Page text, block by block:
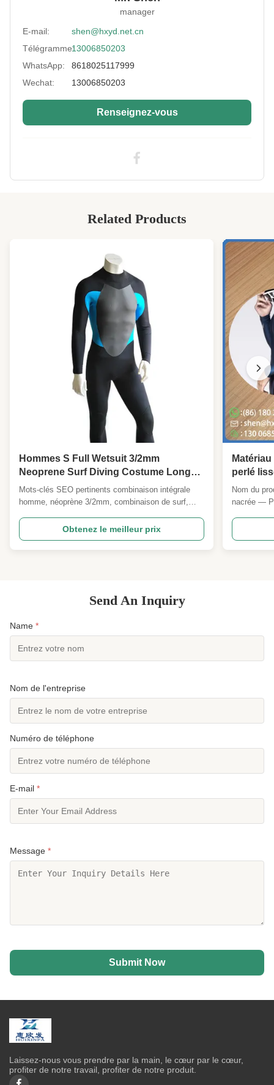
une bonne souplesse, stabilité et durabilité
Thickness: 2mm--50mm
Size: 51" * 130" ou 51" * 83"
Color: Noir, Blanc, Beige
Feuille de caoutchouc texturé gaufré
manager
E-mail:
shen@hxyd.net.cn
Télégramme:13006850203
WhatsApp:
8618025117999
Wechat:
13006850203
Renseignez-vous
Related Products
Hommes S Full Wetsuit 3/2mm
Neoprene Surf Diving Costume Longue
Manche Dos Fermeture à glissière
Poitrine Peau lisse Panneau d'étirement
Mots-clés SEO pertinents combinaison intégrale
homme, néoprène 3/2mm, combinaison de surf,
longues, zip dorsal, poitrine lisse, combinaison
thermique, SUP, snorkeling, eau libre, stretch
flexible, coutures collées et cousues, UPF 50+
Obtenez le meilleur prix
perlé
Nom du
nacrée —
CR
nacrée sur
Send An Inquiry
Name *
Nom de l'entreprise
Numéro de téléphone
E-mail *
Message *
Submit Now
Laissez-nous vous prendre par la main, le cœur par le cœur,
profiter de notre travail, profiter de notre produit.